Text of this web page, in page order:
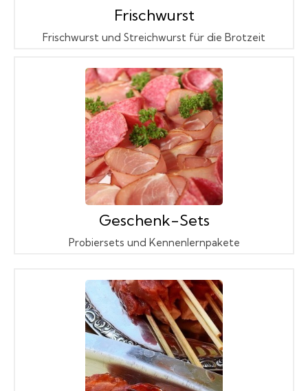
Frischwurst
Frischwurst und Streichwurst für die Brotzeit
Geschenk-Sets
Probiersets und Kennenlernpakete